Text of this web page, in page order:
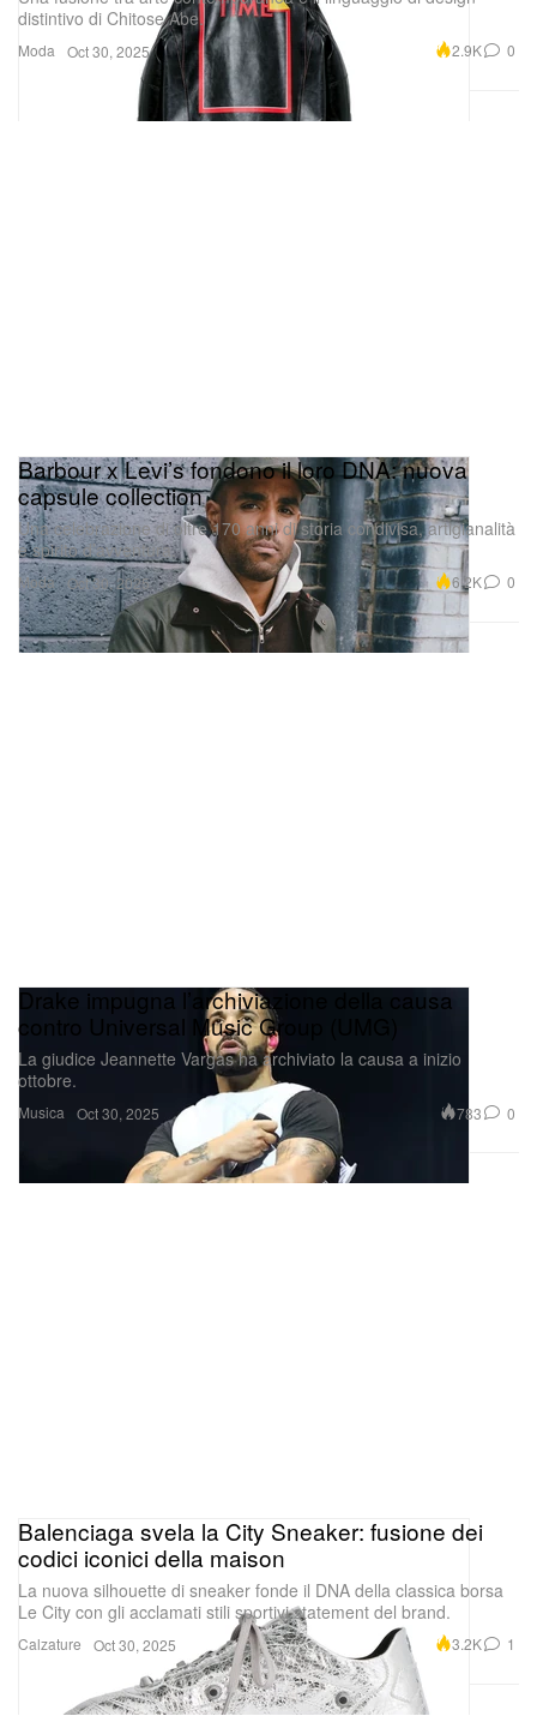
Moda
distintivo di Chitose Abe.
Oct 30, 2025 2.9K 0
Moda
Barbour x Levi’s fondono il loro DNA: nuova
capsule collection
Una celebrazione di oltre 170 anni di storia condivisa, artigianalità
e spirito d’avventura.
Oct 30, 2025 6.2K 0
Musica
Drake impugna l’archiviazione della causa
contro Universal Music Group (UMG)
La giudice Jeannette Vargas ha archiviato la causa a inizio
ottobre.
Oct 30, 2025 783 0
Calzature
Balenciaga svela la City Sneaker: fusione dei
codici iconici della maison
La nuova silhouette di sneaker fonde il DNA della classica borsa
Le City con gli acclamati stili sportivi statement del brand.
Oct 30, 2025 3.2K 1